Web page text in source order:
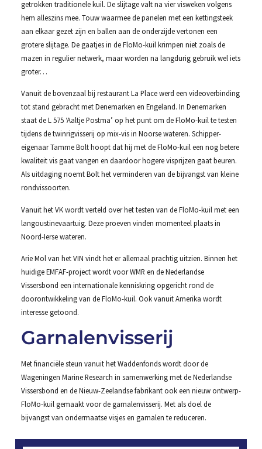
getrokken traditionele kuil. De slijtage valt na vier visweken volgens
hem alleszins mee. Touw waarmee de panelen met een kettingsteek
aan elkaar gezet zijn en ballen aan de onderzijde vertonen een
grotere slijtage. De gaatjes in de FloMo-kuil krimpen niet zoals de
mazen in regulier netwerk, maar worden na langdurig gebruik wel iets
groter…
Vanuit de bovenzaal bij restaurant La Place werd een videoverbinding
tot stand gebracht met Denemarken en Engeland. In Denemarken
staat de L 575 ‘Aaltje Postma’ op het punt om de FloMo-kuil te testen
tijdens de twinrigvisserij op mix-vis in Noorse wateren. Schipper-
eigenaar Tamme Bolt hoopt dat hij met de FloMo-kuil een nog betere
kwaliteit vis gaat vangen en daardoor hogere visprijzen gaat beuren.
Als uitdaging noemt Bolt het verminderen van de bijvangst van kleine
rondvissoorten.
Vanuit het VK wordt verteld over het testen van de FloMo-kuil met een
langoustinevaartuig. Deze proeven vinden momenteel plaats in
Noord-Ierse wateren.
Arie Mol van het VIN vindt het er allemaal prachtig uitzien. Binnen het
huidige EMFAF-project wordt voor WMR en de Nederlandse
Vissersbond een internationale kenniskring opgericht rond de
doorontwikkeling van de FloMo-kuil. Ook vanuit Amerika wordt
interesse getoond.
Garnalenvisserij
Met financiële steun vanuit het Waddenfonds wordt door de
Wageningen Marine Research in samenwerking met de Nederlandse
Vissersbond en de Nieuw-Zeelandse fabrikant ook een nieuw ontwerp-
FloMo-kuil gemaakt voor de garnalenvisserij. Met als doel de
bijvangst van ondermaatse visjes en garnalen te reduceren.